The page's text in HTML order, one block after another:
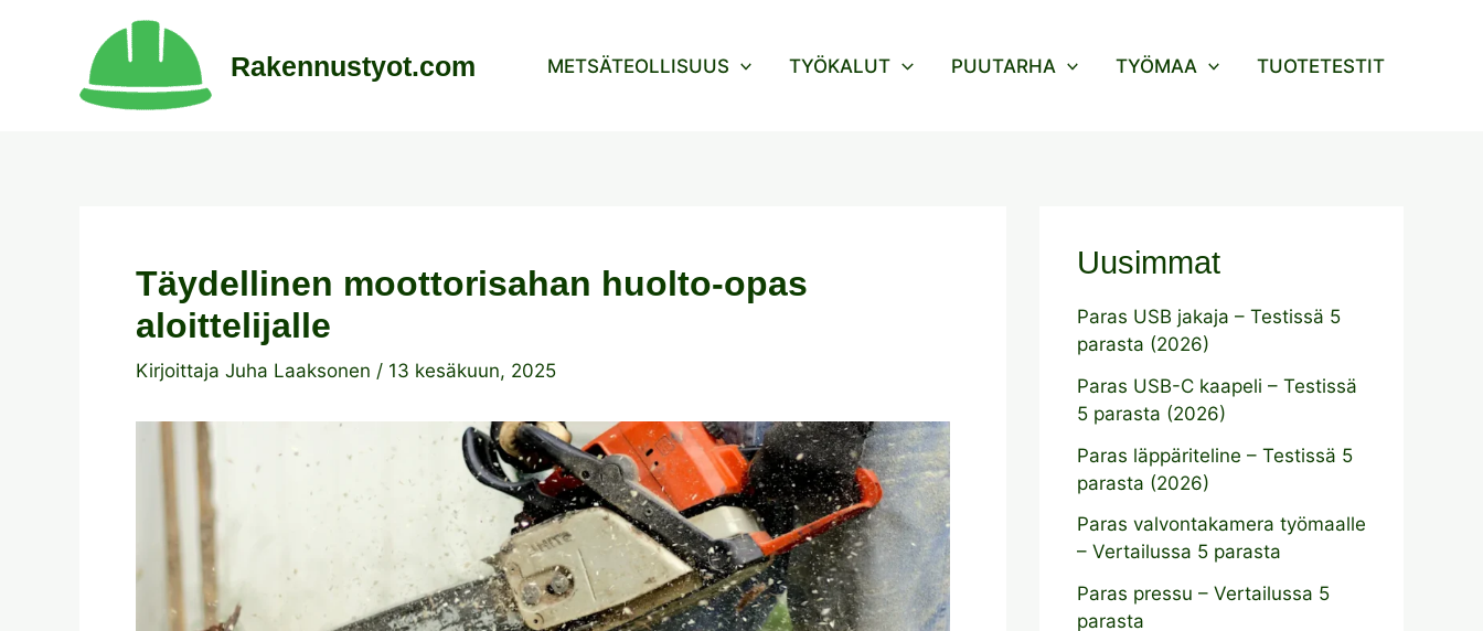
Rakennustyot.com METSÄTEOLLISUUS TYÖKALUT PUUTARHA TYÖMAA TUOTETESTIT
Täydellinen moottorisahan huolto-opas
aloittelijalle
Kirjoittaja Juha Laaksonen / 13 kesäkuun, 2025
Uusimmat
Paras USB jakaja – Testissä 5
parasta (2026)
Paras USB-C kaapeli – Testissä
5 parasta (2026)
Paras läppäriteline – Testissä 5
parasta (2026)
Paras valvontakamera työmaalle
– Vertailussa 5 parasta
Paras pressu – Vertailussa 5
parasta